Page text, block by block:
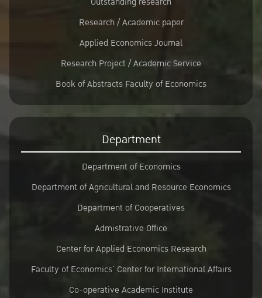
Research / Academic paper
Applied Economics Journal
Research Project / Academic Service
Book of Abstracts Faculty of Economics
Department
Department of Economics
Department of Agricultural and Resource Economics
Department of Cooperatives
Admistrative Office
Center for Applied Economics Research
Faculty of Economics’ Center for International Affairs
Co-operative Academic Institute